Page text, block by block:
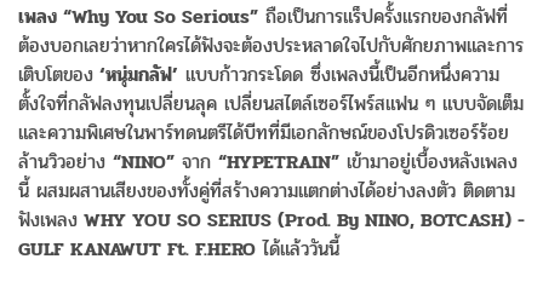
เพลง “Why You So Serious” ถือเป็นการแร็ปครั้งแรกของกลัฟที่
ต้องบอกเลยว่าหากใครได้ฟังจะต้องประหลาดใจไปกับศักยภาพและการ
เติบโตของ ‘หนุ่มกลัฟ’ แบบก้าวกระโดด ซึ่งเพลงนี้เป็นอีกหนึ่งความ
ตั้งใจที่กลัฟลงทุนเปลี่ยนลุค เปลี่ยนสไตล์เซอร์ไพร์สแฟน ๆ แบบจัดเต็ม
และความพิเศษในพาร์ทดนตรีได้บีทที่มีเอกลักษณ์ของโปรดิวเซอร์ร้อย
ล้านวิวอย่าง “NINO” จาก “HYPETRAIN” เข้ามาอยู่เบื้องหลังเพลง
นี้ ผสมผสานเสียงของทั้งคู่ที่สร้างความแตกต่างได้อย่างลงตัว ติดตาม
ฟังเพลง WHY YOU SO SERIUS (Prod. By NINO, BOTCASH) -
GULF KANAWUT Ft. F.HERO ได้แล้ววันนี้